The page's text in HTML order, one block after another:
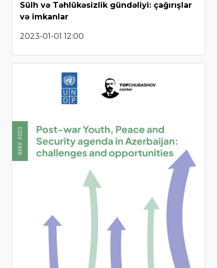
Sülh və Təhlükəsizlik gündəliyi: çağırışlar
və imkanlar
2023-01-01 12:00